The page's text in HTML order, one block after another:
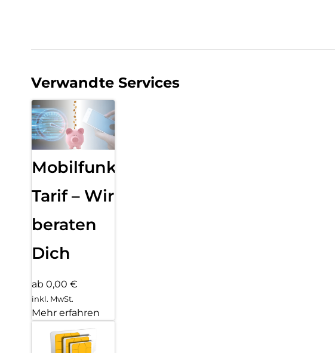
Verwandte Services
Mobilfunk
Tarif – Wir
beraten
Dich
ab 0,00 €
inkl. MwSt.
Mehr erfahren